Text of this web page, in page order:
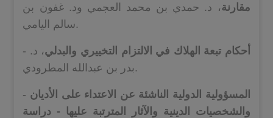
مقارنة، د. حمدي بن محمد العجمي ود. غفون بن
سالم اليامي.
- أحكام تبعة الهلاك في الالتزام التخييري والبدلي، د.
بدر بن عبدالله المطرودي.
- المسؤولية الدولية الناشئة عن الاعتداء على الأديان
والشخصيات الدينية والآثار المترتبة عليها - دراسة